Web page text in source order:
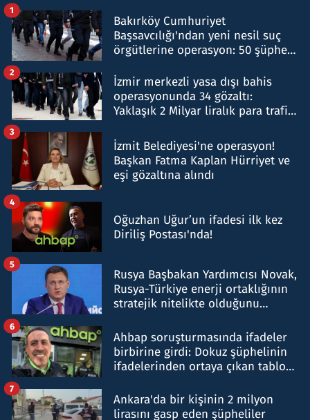
Bakırköy Cumhuriyet
Başsavcılığı'ndan yeni nesil suç
örgütlerine operasyon: 50 şüpheli
1
İzmir merkezli yasa dışı bahis
operasyonunda 34 gözaltı:
Yaklaşık 2 Milyar liralık para trafiği
2
İzmit Belediyesi'ne operasyon!
Başkan Fatma Kaplan Hürriyet ve
eşi gözaltına alındı
3
Oğuzhan Uğur’un ifadesi ilk kez
Diriliş Postası'nda!
4
Rusya Başbakan Yardımcısı Novak,
Rusya-Türkiye enerji ortaklığının
stratejik nitelikte olduğunu
5
Ahbap soruşturmasında ifadeler
birbirine girdi: Dokuz şüphelinin
ifadelerinden ortaya çıkan tablo
6
Ankara'da bir kişinin 2 milyon
lirasını gasp eden şüpheliler
7